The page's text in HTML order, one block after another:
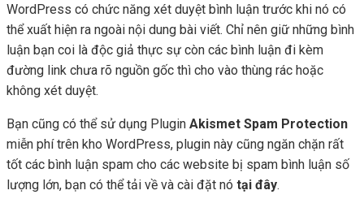
WordPress có chức năng xét duyệt bình luận trước khi nó có
thể xuất hiện ra ngoài nội dung bài viết. Chỉ nên giữ những bình
luận bạn coi là độc giả thực sự còn các bình luận đi kèm
đường link chưa rõ nguồn gốc thì cho vào thùng rác hoặc
không xét duyệt.
Bạn cũng có thể sử dụng Plugin Akismet Spam Protection
miễn phí trên kho WordPress, plugin này cũng ngăn chặn rất
tốt các bình luận spam cho các website bị spam bình luận số
lượng lớn, bạn có thể tải về và cài đặt nó tại đây.